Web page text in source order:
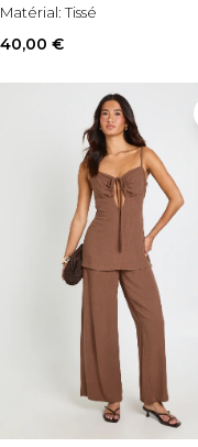
Matérial:Tissé
40,00 €